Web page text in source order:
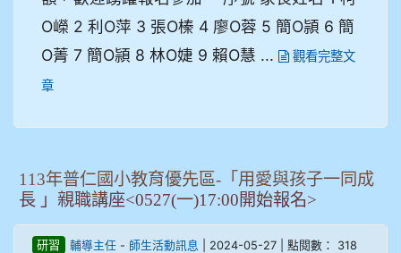
O嶸 2 利O萍 3 張O榛 4 廖O蓉 5 簡O頴 6 簡
O菁 7 簡O頴 8 林O婕 9 賴O慧 ...
觀看完整文
章
113年普仁國小教育優先區-「用愛與孩子一同成
長 」親職講座<0527(一)17:00開始報名>
研習 輔導主任- 師生活動訊息 | 2024-05-27 | 點閱數： 318